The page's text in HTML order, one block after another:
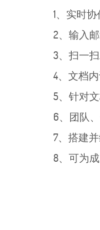
1、实时协
2、输入邮
3、扫一扫
4、文档内
5、针对文
6、团队、
7、搭建并
8、可为成